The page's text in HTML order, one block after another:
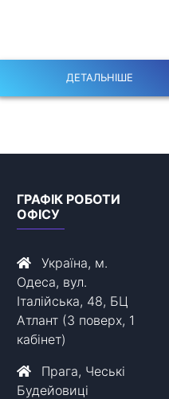
ДЕТАЛЬНІШЕ
ГРАФІК РОБОТИ
ОФІСУ
Україна, м.
Одеса, вул.
Італійська, 48, БЦ
Атлант (3 поверх, 1
кабінет)
Прага, Чеські
Будейовиці